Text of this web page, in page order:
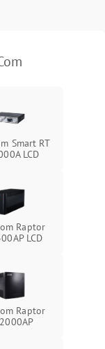
Подробнее →
Подробнее →
Подробнее →
Подробнее →
Smart RT
LCD
Raptor
LCD
Raptor